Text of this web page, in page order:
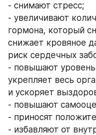
- снимают стресс;
- увеличивают
гормона, который
снижает кровяное
риск сердечных
- повышают уровень
укрепляет весь
и ускоряет
- повышают
- приносят
- избавляют от